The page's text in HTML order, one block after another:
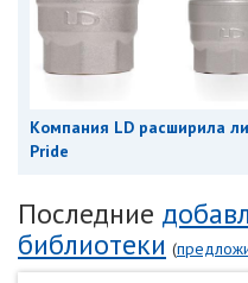
Компания LD расширила
Pride
Последние
библиотеки (